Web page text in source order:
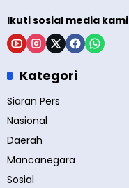
Ikuti sosial media kami
Kategori
Siaran Pers
Nasional
Daerah
Mancanegara
Sosial